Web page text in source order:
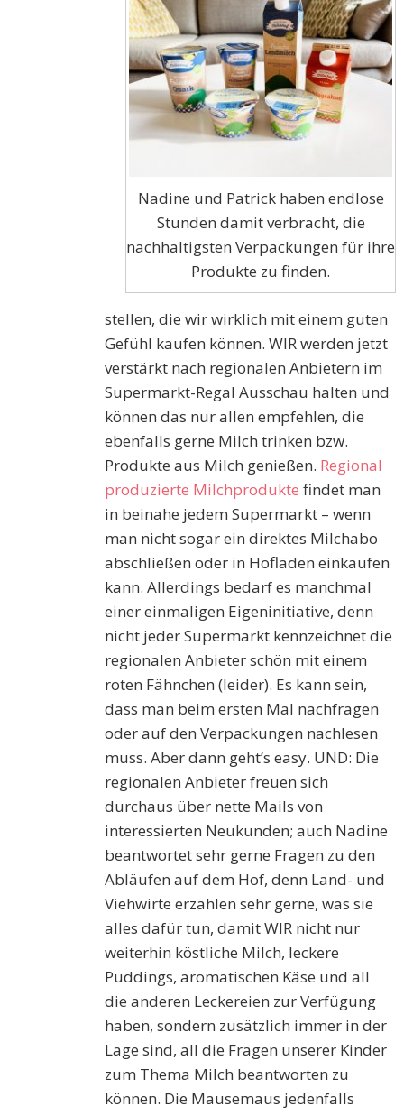
Nadine und Patrick haben endlose
Stunden damit verbracht, die
nachhaltigsten Verpackungen für ihre
Produkte zu finden.
stellen, die wir wirklich mit einem guten
Gefühl kaufen können. WIR werden jetzt
verstärkt nach regionalen Anbietern im
Supermarkt-Regal Ausschau halten und
können das nur allen empfehlen, die
ebenfalls gerne Milch trinken bzw.
Produkte aus Milch genießen. Regional
produzierte Milchprodukte findet man
in beinahe jedem Supermarkt – wenn
man nicht sogar ein direktes Milchabo
abschließen oder in Hofläden einkaufen
kann. Allerdings bedarf es manchmal
einer einmaligen Eigeninitiative, denn
nicht jeder Supermarkt kennzeichnet die
regionalen Anbieter schön mit einem
roten Fähnchen (leider). Es kann sein,
dass man beim ersten Mal nachfragen
oder auf den Verpackungen nachlesen
muss. Aber dann geht’s easy. UND: Die
regionalen Anbieter freuen sich
durchaus über nette Mails von
interessierten Neukunden; auch Nadine
beantwortet sehr gerne Fragen zu den
Abläufen auf dem Hof, denn Land- und
Viehwirte erzählen sehr gerne, was sie
alles dafür tun, damit WIR nicht nur
weiterhin köstliche Milch, leckere
Puddings, aromatischen Käse und all
die anderen Leckereien zur Verfügung
haben, sondern zusätzlich immer in der
Lage sind, all die Fragen unserer Kinder
zum Thema Milch beantworten zu
können. Die Mausemaus jedenfalls